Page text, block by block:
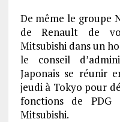
De même le groupe
de Renault de
Mitsubishi dans un
le conseil
Japonais se réunir
jeudi à Tokyo pour
fonctions de
Mitsubishi.